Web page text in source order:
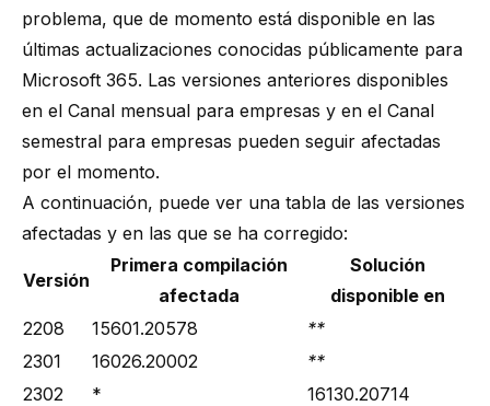
problema, que de momento está disponible en las
últimas actualizaciones conocidas públicamente para
Microsoft 365. Las versiones anteriores disponibles
en el Canal mensual para empresas y en el Canal
semestral para empresas pueden seguir afectadas
por el momento.
A continuación, puede ver una tabla de las versiones
afectadas y en las que se ha corregido:
Versión
Primera compilación
afectada
Solución
disponible en
2208
15601.20578
**
2301
16026.20002
**
2302
*
16130.20714